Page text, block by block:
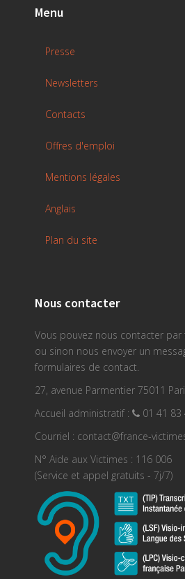
Menu
Presse
Newsletters
Contacts
Offres d'emploi
Mentions légales
Anglais
Plan du site
Nous contacter
Vous pouvez nous contacter
ou sinon nous envoyer un
formulaires de contact.
27, avenue Parmentier 75011
Accueil administratif :
01 41 83
Courriel : contact@france-
N° Aide aux Victimes : 116 006
(Service et appel gratuits - 7j/7)